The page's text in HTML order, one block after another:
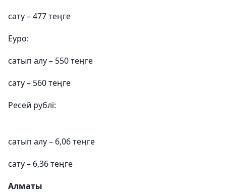
сату – 477 теңге
Еуро:
сатып алу – 550 теңге
сату – 560 теңге
Ресей рублі:
сатып алу – 6,06 теңге
сату – 6,36 теңге
Алматы